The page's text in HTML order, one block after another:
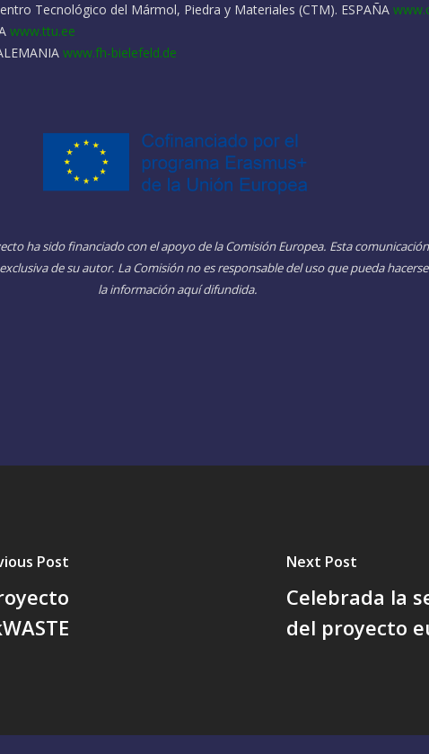
Tecnológico del Mármol, Piedra y Materiales (CTM). ESPAÑA
www.ttu.ee
www.fh-bielefeld.de
ha sido financiado con el apoyo de la Comisión Europea. Esta
de su autor. La Comisión no es responsable del uso que pueda
la información aquí difundida.
Post Next Post
Celebrada la
del proyecto